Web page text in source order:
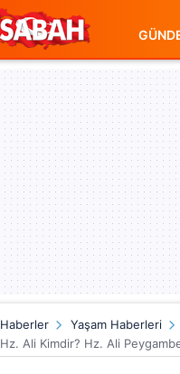
Haberler
Yaşam Haberleri
Hz. Ali Kimdir? Hz. Ali